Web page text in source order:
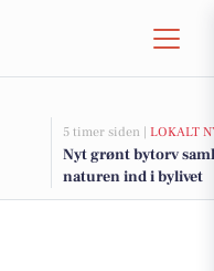
5 timer siden | LOKALT
Nyt grønt bytorv
naturen ind i bylivet